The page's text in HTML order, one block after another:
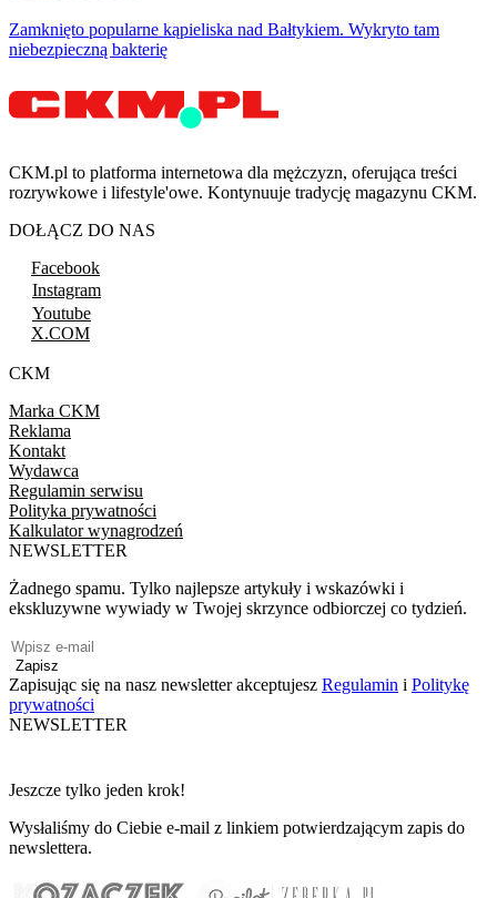
Zamknięto popularne kąpieliska nad Bałtykiem. Wykryto tam
niebezpieczną bakterię
CKM.pl to platforma internetowa dla mężczyzn, oferująca treści
rozrywkowe i lifestyle'owe. Kontynuuje tradycję magazynu CKM.
DOŁĄCZ DO NAS
Facebook
Instagram
Youtube
X.COM
CKM
Marka CKM
Reklama
Kontakt
Wydawca
Regulamin serwisu
Polityka prywatności
Kalkulator wynagrodzeń
NEWSLETTER
Żadnego spamu. Tylko najlepsze artykuły i wskazówki i
ekskluzywne wywiady w Twojej skrzynce odbiorczej co tydzień.
Zapisz
Zapisując się na nasz newsletter akceptujesz Regulamin i Politykę
prywatności
NEWSLETTER
Jeszcze tylko jeden krok!
Wysłaliśmy do Ciebie e-mail z linkiem potwierdzającym zapis do
newslettera.